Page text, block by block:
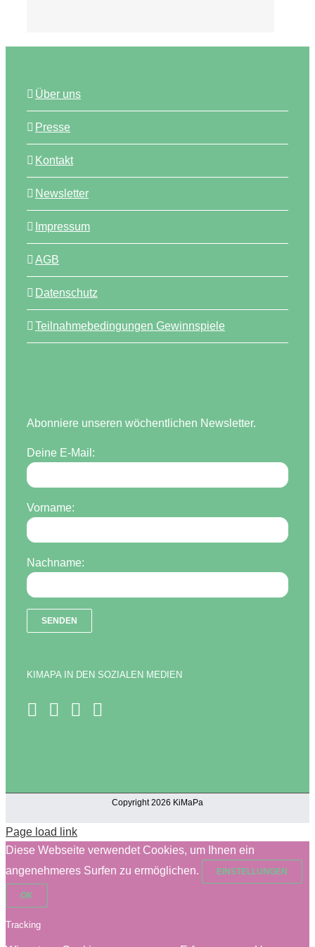
Über uns
Presse
Kontakt
Newsletter
Impressum
AGB
Datenschutz
Teilnahmebedingungen Gewinnspiele
Abonniere unseren wöchentlichen Newsletter.
Deine E-Mail:
Vorname:
Nachname:
KIMAPA IN DEN SOZIALEN MEDIEN
Copyright 2026 KiMaPa
Page load link
Diese Webseite verwendet Cookies, um Ihnen ein
angenehmeres Surfen zu ermöglichen.
EINSTELLUNGEN
OK
Tracking